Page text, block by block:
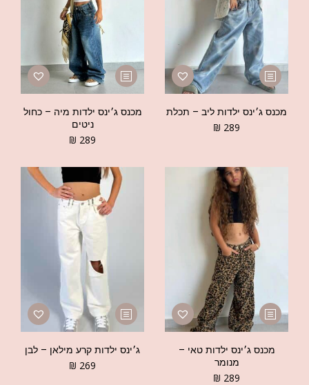
מכנס ג׳ינס ילדות ליב – תכלת
₪ 289
מכנס ג׳ינס ילדות מיה – כחול
ניטים
₪ 289
מכנס ג׳ינס ילדות טאי –
מנומר
₪ 289
ג׳ינס ילדות קרע מילאן – לבן
₪ 269